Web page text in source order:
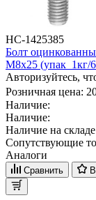
НС-1425385
Болт
М8x25 (упак_1кг/
Авторизуйтесь,
Розничная цена:
Наличие:
Наличие:
Наличие на складе
Сопутствующие
Аналоги
Сравнить